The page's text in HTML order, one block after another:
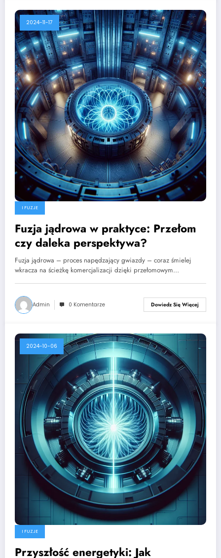
2024-11-17
I FUZJE
Fuzja jądrowa w praktyce: Przełom
czy daleka perspektywa?
Fuzja jądrowa – proces napędzający gwiazdy – coraz śmielej
wkracza na ścieżkę komercjalizacji dzięki przełomowym…
Admin 0 Komentarze Dowiedz Się Więcej
2024-10-06
I FUZJE
Przyszłość energetyki: Jak